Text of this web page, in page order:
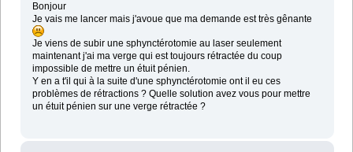
Bonjour
Je vais me lancer mais j'avoue que ma demande est très gênante
Je viens de subir une sphynctérotomie au laser seulement
maintenant j'ai ma verge qui est toujours rétractée du coup
impossible de mettre un étuit pénien.
Y en a t'il qui à la suite d'une sphynctérotomie ont il eu ces
problèmes de rétractions ? Quelle solution avez vous pour mettre
un étuit pénien sur une verge rétractée ?